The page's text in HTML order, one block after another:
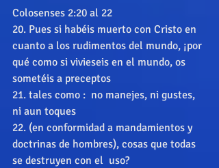
Colosenses 2:20 al 22
20. Pues si habéis muerto con Cristo en
cuanto a los rudimentos del mundo, ¡por
qué como si vivieseis en el mundo, os
sometéis a preceptos
21. tales como :  no manejes, ni gustes,
ni aun toques
22. (en conformidad a mandamientos y
doctrinas de hombres), cosas que todas
se destruyen con el  uso?